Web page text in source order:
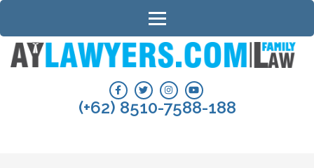
Lompat
konten
(Tekan
AYLAWYERS.COM | PENGACARA
PERCERAIAN DAN HUKUM
KELUARGA BANJARMASIN
(+62) 8510-7588-188